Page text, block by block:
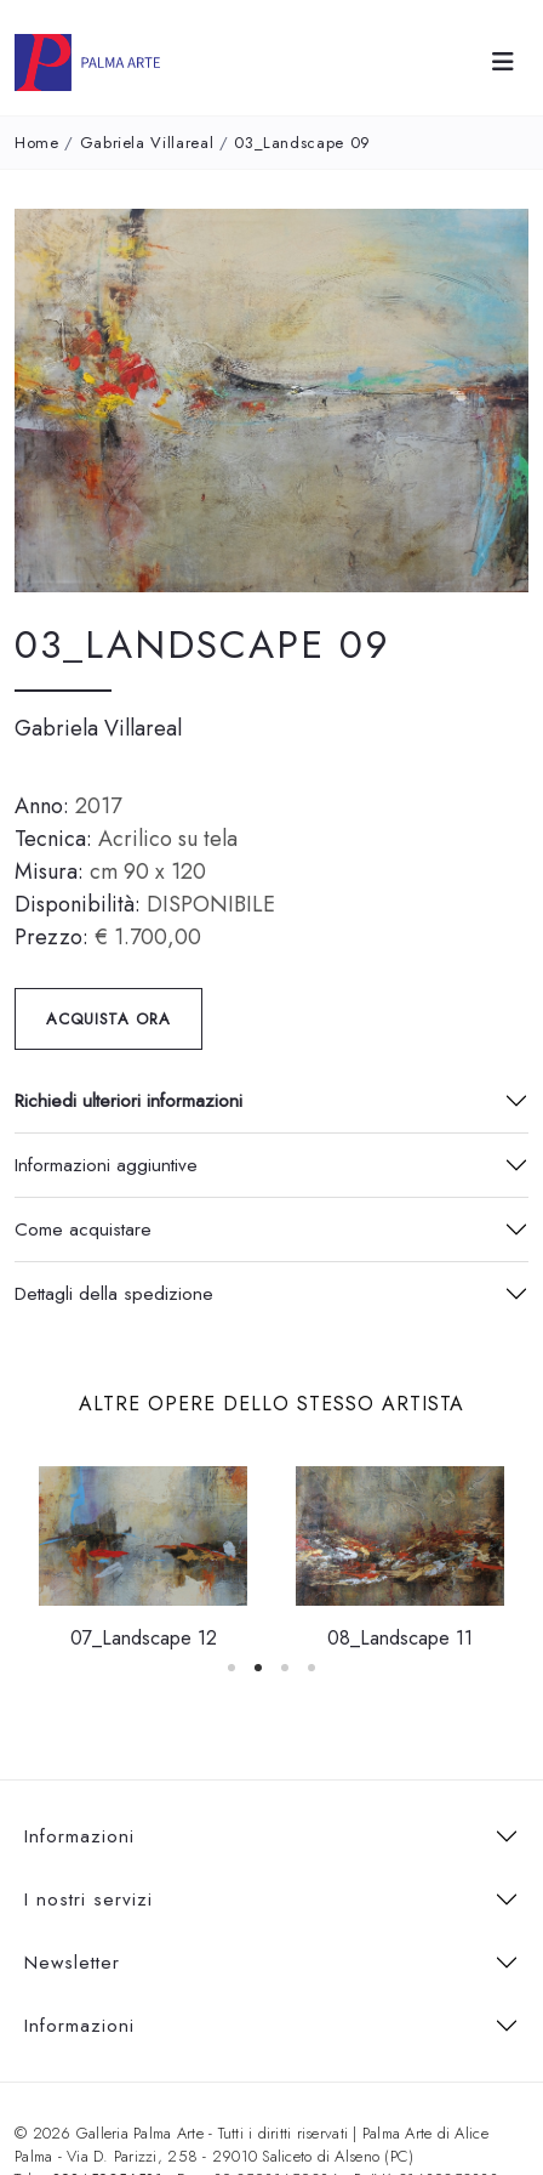
Home / Gabriela Villareal / 03_Landscape 09
03_LANDSCAPE 09
Gabriela Villareal
Anno: 2017
Tecnica: Acrilico su tela
Misura: cm 90 x 120
Disponibilità: DISPONIBILE
Prezzo: € 1.700,00
ACQUISTA ORA
Richiedi ulteriori informazioni
Informazioni aggiuntive
Come acquistare
Dettagli della spedizione
ALTRE OPERE DELLO STESSO ARTISTA
07_Landscape 12 08_Landscape 11
Informazioni
I nostri servizi
Newsletter
Informazioni
© 2026 Galleria Palma Arte - Tutti i diritti riservati | Palma Arte di Alice
Palma - Via D. Parizzi, 258 - 29010 Saliceto di Alseno (PC)